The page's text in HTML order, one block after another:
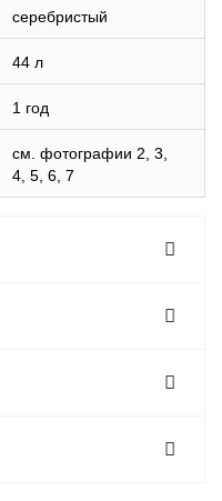
серебристый
44 л
1 год
cм. фотографии 2, 3,
4, 5, 6, 7